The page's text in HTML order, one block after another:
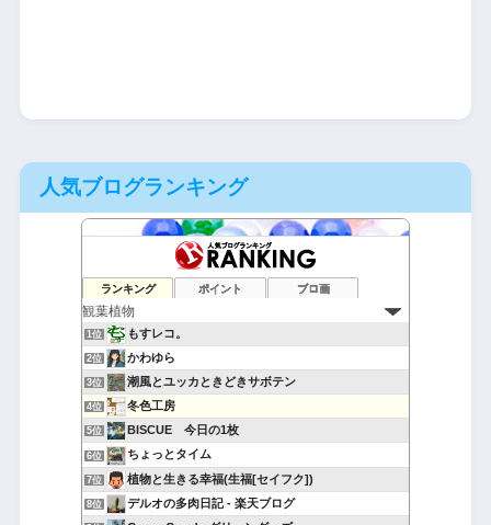
人気ブログランキング
ランキング ポイント ブロ画
1位 もすレコ。
2位 かわゆら
3位 潮風とユッカときどきサボテン
4位 冬色工房
5位 BISCUE 今日の1枚
6位 ちょっとタイム
7位 植物と生きる幸福(生福[セイフク])
8位 デルオの多肉日記 - 楽天ブログ